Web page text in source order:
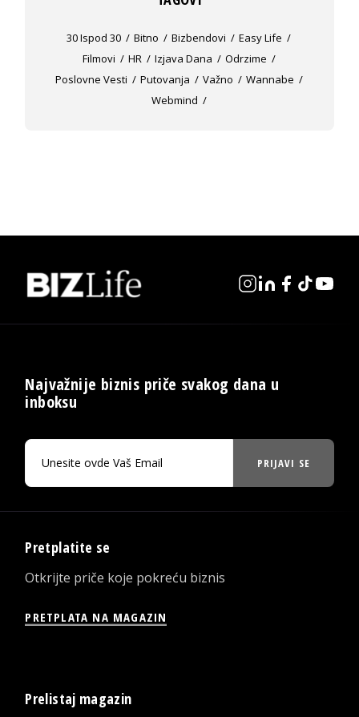
30 Ispod 30 Bitno Bizbendovi
Easy Life
Filmovi
HR Izjava Dana
Odrzime
Poslovne Vesti
Putovanja Važno
Wannabe
Webmind
Najvažnije biznis priče svakog dana u
inboksu
PRIJAVI SE
Pretplatite se
Otkrijte priče koje pokreću biznis
PRETPLATA NA MAGAZIN
Prelistaj magazin